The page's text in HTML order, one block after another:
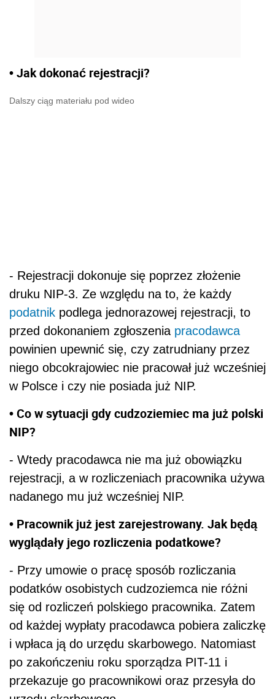
• Jak dokonać rejestracji?
Dalszy ciąg materiału pod wideo
- Rejestracji dokonuje się poprzez złożenie
druku NIP-3. Ze względu na to, że każdy
podatnik podlega jednorazowej rejestracji, to
przed dokonaniem zgłoszenia pracodawca
powinien upewnić się, czy zatrudniany przez
niego obcokrajowiec nie pracował już wcześniej
w Polsce i czy nie posiada już NIP.
• Co w sytuacji gdy cudzoziemiec ma już polski
NIP?
- Wtedy pracodawca nie ma już obowiązku
rejestracji, a w rozliczeniach pracownika używa
nadanego mu już wcześniej NIP.
• Pracownik już jest zarejestrowany. Jak będą
wyglądały jego rozliczenia podatkowe?
- Przy umowie o pracę sposób rozliczania
podatków osobistych cudzoziemca nie różni
się od rozliczeń polskiego pracownika. Zatem
od każdej wypłaty pracodawca pobiera zaliczkę
i wpłaca ją do urzędu skarbowego. Natomiast
po zakończeniu roku sporządza PIT-11 i
przekazuje go pracownikowi oraz przesyła do